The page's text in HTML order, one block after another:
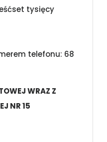
tysięcy
telefonu: 68
WRAZ Z
NR 15